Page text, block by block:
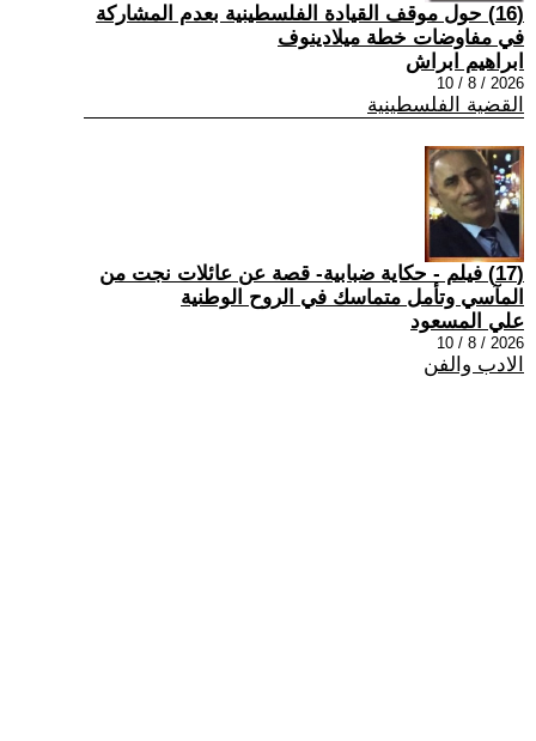
(16) حول موقف القيادة الفلسطينية بعدم المشاركة
في مفاوضات خطة ميلادينوف
ابراهيم ابراش
2026 / 8 / 10
القضية الفلسطينية
(17) فيلم - حكاية ضبابية- قصة عن عائلات نجت من
المآسي وتأمل متماسك في الروح الوطنية
علي المسعود
2026 / 8 / 10
الادب والفن